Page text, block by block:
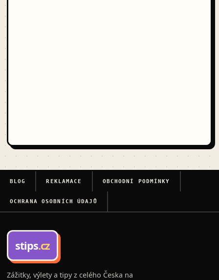
BLOG REKLAMACE OBCHODNÍ PODMÍNKY
OCHRANA OSOBNÍCH ÚDAJŮ
stips.cz
Zážitky, výlety a tipy z celého Česka na